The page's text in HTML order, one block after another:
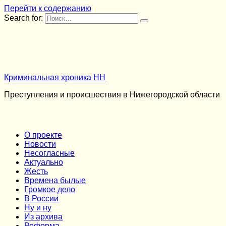
Перейти к содержанию
Search for:
Криминальная хроника НН
Преступления и происшествия в Нижегородской области
О проекте
Новости
Несогласные
Актуально
Жесть
Времена былые
Громкое дело
В России
Ну и ну
Из архива